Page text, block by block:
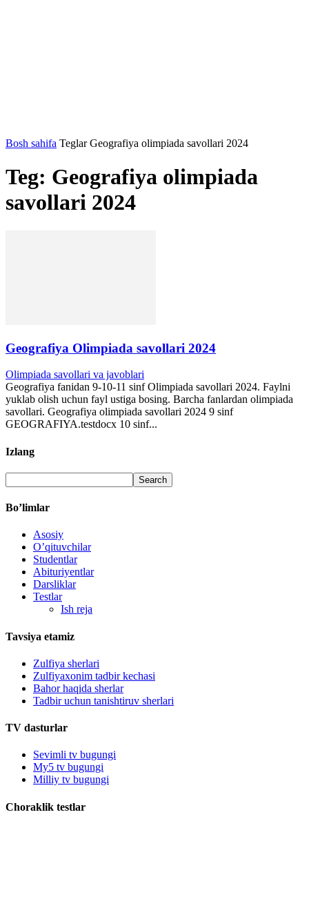
Bosh sahifa Teglar Geografiya olimpiada savollari 2024
Teg: Geografiya olimpiada
savollari 2024
Geografiya Olimpiada savollari 2024
Olimpiada savollari va javoblari
Geografiya fanidan 9-10-11 sinf Olimpiada savollari 2024. Faylni
yuklab olish uchun fayl ustiga bosing. Barcha fanlardan olimpiada
savollari. Geografiya olimpiada savollari 2024 9 sinf
GEOGRAFIYA.testdocx 10 sinf...
Izlang
Bo’limlar
Asosiy
O’qituvchilar
Studentlar
Abituriyentlar
Darsliklar
Testlar
Ish reja
Tavsiya etamiz
Zulfiya sherlari
Zulfiyaxonim tadbir kechasi
Bahor haqida sherlar
Tadbir uchun tanishtiruv sherlari
TV dasturlar
Sevimli tv bugungi
My5 tv bugungi
Milliy tv bugungi
Choraklik testlar